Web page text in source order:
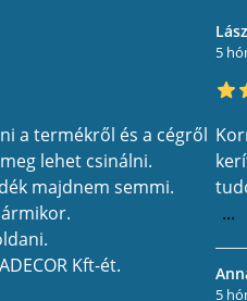
a termékről és a cégről
lehet csinálni.
majdnem semmi.
Kft-ét.
5
...
5